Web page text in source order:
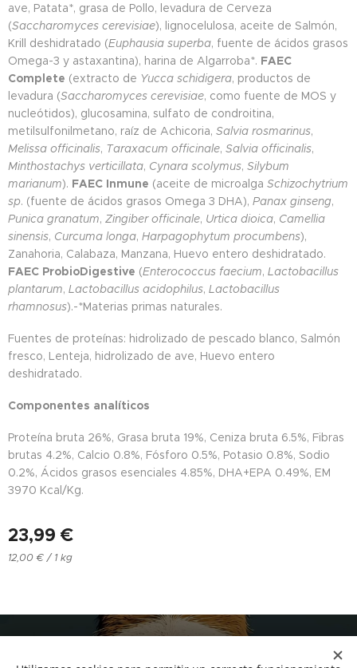
ave, Patata*, grasa de Pollo, levadura de Cerveza
(Saccharomyces cerevisiae), lignocelulosa, aceite de Salmón,
Krill deshidratado (Euphausia superba, fuente de ácidos grasos
Omega-3 y astaxantina), harina de Algarroba*. FAEC
Complete (extracto de Yucca schidigera, productos de
levadura (Saccharomyces cerevisiae, como fuente de MOS y
nucleótidos), glucosamina, sulfato de condroitina,
metilsulfonilmetano, raíz de Achicoria, Salvia rosmarinus,
Melissa officinalis, Taraxacum officinale, Salvia officinalis,
Minthostachys verticillata, Cynara scolymus, Silybum
marianum). FAEC Inmune (aceite de microalga Schizochytrium
sp. (fuente de ácidos grasos Omega 3 DHA), Panax ginseng,
Punica granatum, Zingiber officinale, Urtica dioica, Camellia
sinensis, Curcuma longa, Harpagophytum procumbens),
Zanahoria, Calabaza, Manzana, Huevo entero deshidratado.
FAEC ProbioDigestive (Enterococcus faecium, Lactobacillus
plantarum, Lactobacillus acidophilus, Lactobacillus
rhamnosus).-*Materias primas naturales.
Fuentes de proteínas: hidrolizado de pescado blanco, Salmón
fresco, Lenteja, hidrolizado de ave, Huevo entero
deshidratado.
Componentes analíticos
Proteína bruta 26%, Grasa bruta 19%, Ceniza bruta 6.5%, Fibras
brutas 4.2%, Calcio 0.8%, Fósforo 0.5%, Potasio 0.8%, Sodio
0.2%, Ácidos grasos esenciales 4.85%, DHA+EPA 0.49%, EM
3970 Kcal/Kg.
23,99 €
12,00 € / 1 kg